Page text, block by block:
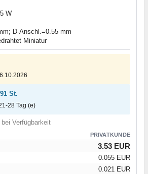
W
D-Anschl.=0.55 mm
Miniatur
St.
28 Tag (e)
Verfügbarkeit
PRIVATKUNDE
3.53 EUR
0.055 EUR
0.021 EUR